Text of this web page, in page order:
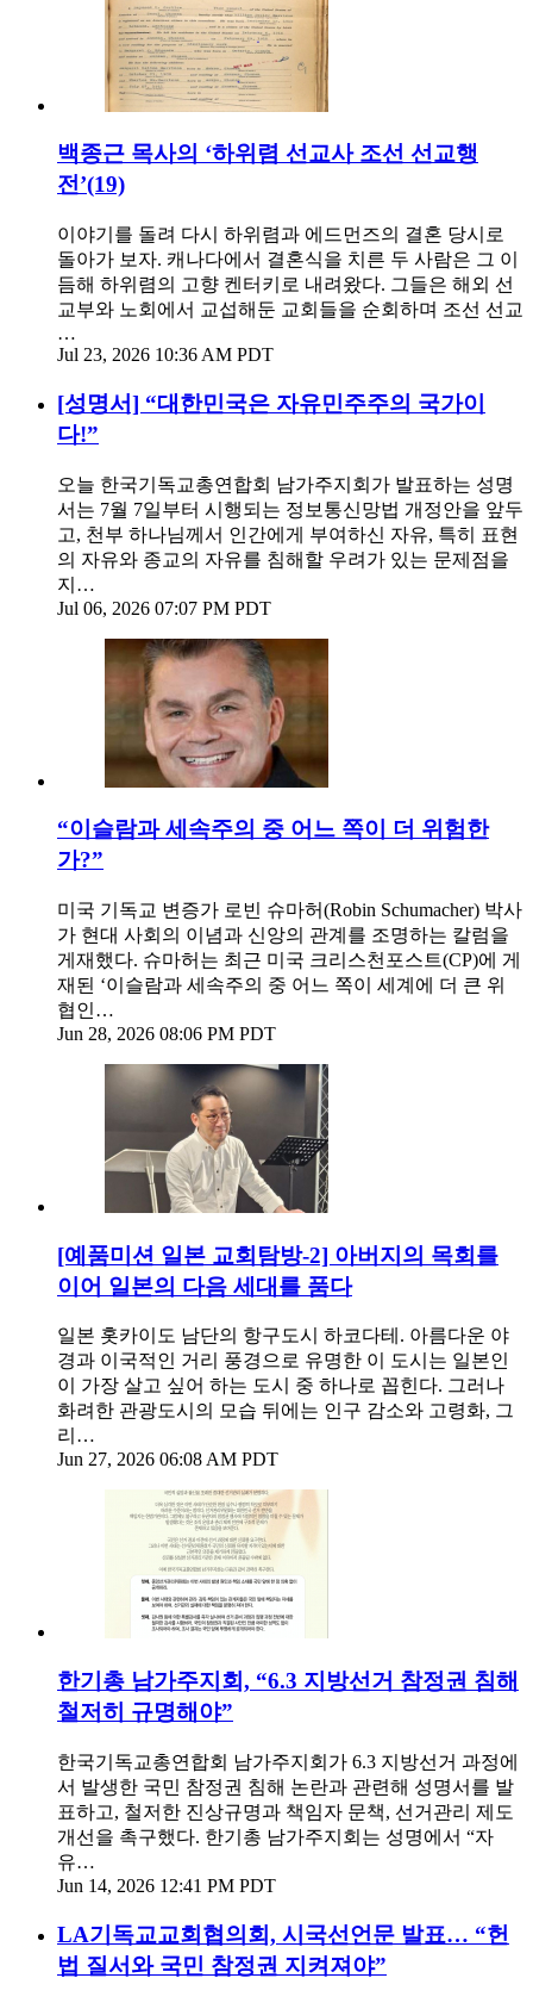
백종근 목사의 ‘하위렴 선교사 조선 선교행
전’(19)
이야기를 돌려 다시 하위렴과 에드먼즈의 결혼 당시로
돌아가 보자. 캐나다에서 결혼식을 치른 두 사람은 그 이
듬해 하위렴의 고향 켄터키로 내려왔다. 그들은 해외 선
교부와 노회에서 교섭해둔 교회들을 순회하며 조선 선교
…
Jul 23, 2026 10:36 AM PDT
[성명서] “대한민국은 자유민주주의 국가이
다!”
오늘 한국기독교총연합회 남가주지회가 발표하는 성명
서는 7월 7일부터 시행되는 정보통신망법 개정안을 앞두
고, 천부 하나님께서 인간에게 부여하신 자유, 특히 표현
의 자유와 종교의 자유를 침해할 우려가 있는 문제점을
지…
Jul 06, 2026 07:07 PM PDT
“이슬람과 세속주의 중 어느 쪽이 더 위험한
가?”
미국 기독교 변증가 로빈 슈마허(Robin Schumacher) 박사
가 현대 사회의 이념과 신앙의 관계를 조명하는 칼럼을
게재했다. 슈마허는 최근 미국 크리스천포스트(CP)에 게
재된 ‘이슬람과 세속주의 중 어느 쪽이 세계에 더 큰 위
협인…
Jun 28, 2026 08:06 PM PDT
[예품미션 일본 교회탐방-2] 아버지의 목회를
이어 일본의 다음 세대를 품다
일본 홋카이도 남단의 항구도시 하코다테. 아름다운 야
경과 이국적인 거리 풍경으로 유명한 이 도시는 일본인
이 가장 살고 싶어 하는 도시 중 하나로 꼽힌다. 그러나
화려한 관광도시의 모습 뒤에는 인구 감소와 고령화, 그
리…
Jun 27, 2026 06:08 AM PDT
한기총 남가주지회, “6.3 지방선거 참정권 침해
철저히 규명해야”
한국기독교총연합회 남가주지회가 6.3 지방선거 과정에
서 발생한 국민 참정권 침해 논란과 관련해 성명서를 발
표하고, 철저한 진상규명과 책임자 문책, 선거관리 제도
개선을 촉구했다. 한기총 남가주지회는 성명에서 “자
유…
Jun 14, 2026 12:41 PM PDT
LA기독교교회협의회, 시국선언문 발표… “헌
법 질서와 국민 참정권 지켜져야”